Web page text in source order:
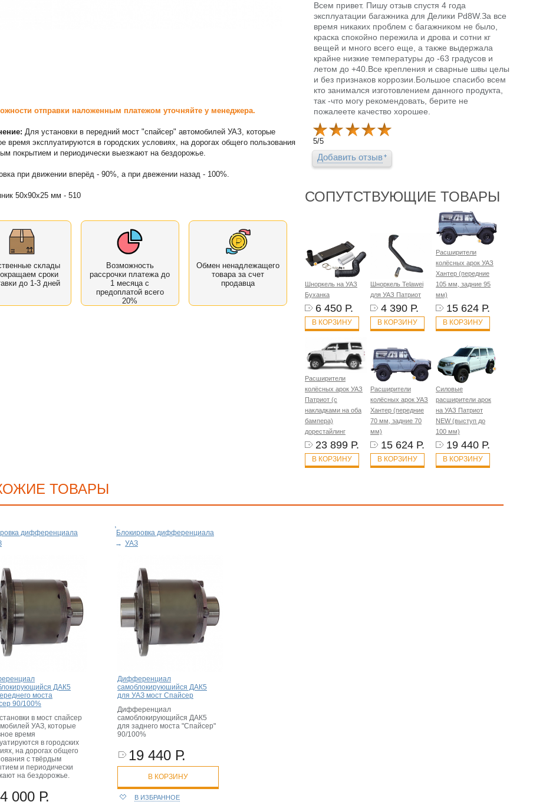
отправки наложенным платежом уточняйте у менеджера.
Для установки в передний мост "спайсер" автомобилей УАЗ, которые
время эксплуатируются в городских условиях, на дорогах общего пользования
покрытием и периодически выезжают на бездорожье.
при движении вперёд - 90%, а при двежении назад - 100%.
50х90х25 мм - 510
склады
сроки
до 1-3 дней
Возможность
рассрочки платежа до
1 месяца с
предоплатой всего
20%
Обмен ненадлежащего
товара за счет
продавца
Всем привет. Пишу отзыв спустя 4 года
эксплуатации багажника для Делики Pd8W.За все
время никаких проблем с багажником не было,
краска спокойно пережила и дрова и сотни кг
вещей и много всего еще, а также выдержала
крайне низкие температуры до -63 градусов и
летом до +40.Все крепления и сварные швы целы
и без признаков коррозии.Большое спасибо всем
кто занимался изготовлением данного продукта,
так -что могу рекомендовать, берите не
пожалеете качество хорошее.
5/5
Добавить отзыв
СОПУТСТВУЮЩИЕ ТОВАРЫ
Шноркель на УАЗ
Буханка
6 450 Р.
В КОРЗИНУ
Шноркель Telawei
для УАЗ Патриот
4 390 Р.
В КОРЗИНУ
Расширители
колёсных арок УАЗ
Хантер (передние
105 мм, задние 95
мм)
15 624 Р.
В КОРЗИНУ
Расширители
колёсных арок УАЗ
Патриот (с
накладками на оба
бампера)
дорестайлинг
23 899 Р.
В КОРЗИНУ
Расширители
колёсных арок УАЗ
Хантер (передние
70 мм, задние 70
мм)
15 624 Р.
В КОРЗИНУ
Силовые
расширители арок
на УАЗ Патриот
NEW (выступ до
100 мм)
19 440 Р.
В КОРЗИНУ
ТОВАРЫ
дифференциала
ДАК5
моста
90/100%
в мост спайсер
УАЗ, которые
время
в городских
на дорогах общего
с твёрдым
и периодически
на бездорожье.
000 Р.
Блокировка дифференциала
→ УАЗ
Дифференциал
самоблокируюшийся ДАК5
для УАЗ мост Спайсер
Дифференциал
самоблокирующийся ДАК5
для заднего моста "Спайсер"
90/100%
19 440 Р.
В КОРЗИНУ
В ИЗБРАННОЕ